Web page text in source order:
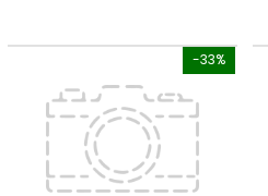
-33%